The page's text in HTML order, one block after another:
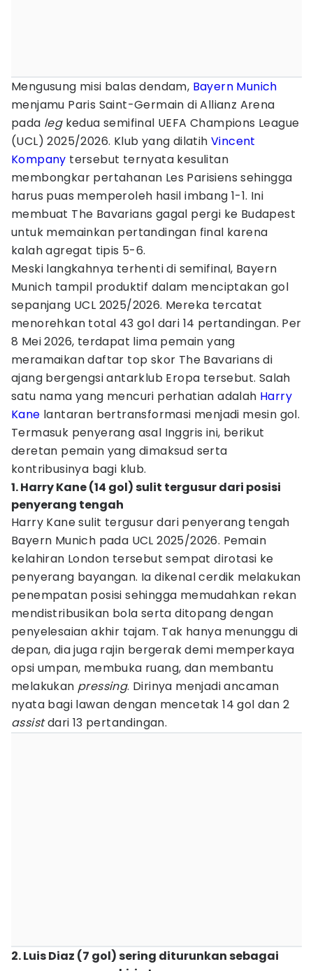
Mengusung misi balas dendam, Bayern Munich
menjamu Paris Saint-Germain di Allianz Arena
pada leg kedua semifinal UEFA Champions League
(UCL) 2025/2026. Klub yang dilatih Vincent
Kompany tersebut ternyata kesulitan
membongkar pertahanan Les Parisiens sehingga
harus puas memperoleh hasil imbang 1-1. Ini
membuat The Bavarians gagal pergi ke Budapest
untuk memainkan pertandingan final karena
kalah agregat tipis 5-6.
Meski langkahnya terhenti di semifinal, Bayern
Munich tampil produktif dalam menciptakan gol
sepanjang UCL 2025/2026. Mereka tercatat
menorehkan total 43 gol dari 14 pertandingan. Per
8 Mei 2026, terdapat lima pemain yang
meramaikan daftar top skor The Bavarians di
ajang bergengsi antarklub Eropa tersebut. Salah
satu nama yang mencuri perhatian adalah Harry
Kane lantaran bertransformasi menjadi mesin gol.
Termasuk penyerang asal Inggris ini, berikut
deretan pemain yang dimaksud serta
kontribusinya bagi klub.
1. Harry Kane (14 gol) sulit tergusur dari posisi
penyerang tengah
Harry Kane sulit tergusur dari penyerang tengah
Bayern Munich pada UCL 2025/2026. Pemain
kelahiran London tersebut sempat dirotasi ke
penyerang bayangan. Ia dikenal cerdik melakukan
penempatan posisi sehingga memudahkan rekan
mendistribusikan bola serta ditopang dengan
penyelesaian akhir tajam. Tak hanya menunggu di
depan, dia juga rajin bergerak demi memperkaya
opsi umpan, membuka ruang, dan membantu
melakukan pressing. Dirinya menjadi ancaman
nyata bagi lawan dengan mencetak 14 gol dan 2
assistdari 13 pertandingan.
2. Luis Diaz (7 gol) sering diturunkan sebagai